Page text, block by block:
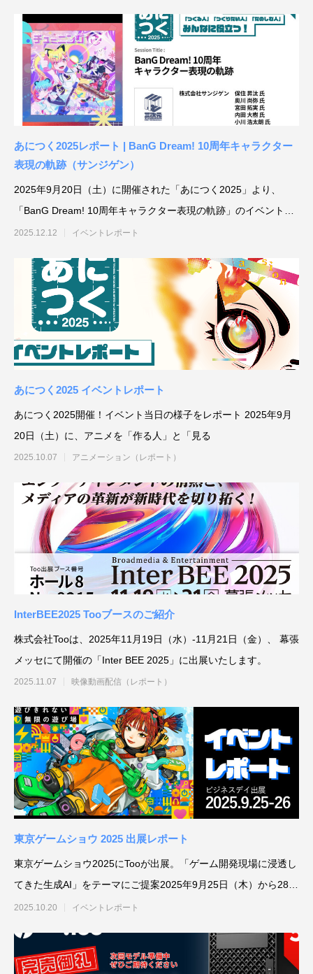
アニメーションによるリッチコンテンツで
携 – アパレル業界DXセミナーPart3「3Dで
実現できる未来」
Part2「3Dで実現で
あにつく2025レポート | BanG Dream! 10周年キャラクター
表現の軌跡（サンジゲン）
2025年9月20日（土）に開催された「あにつく2025」より、
「BanG Dream! 10周年キャラクター表現の軌跡」のイベント内
容をご
2025.12.12 イベントレポート
あにつく2025 イベントレポート
あにつく2025開催！イベント当日の様子をレポート 2025年9月
20日（土）に、アニメを「作る人」と「見る
2025.10.07 アニメーション（レポート）
InterBEE2025 Tooブースのご紹介
株式会社Tooは、2025年11月19日（水）-11月21日（金）、 幕張
メッセにて開催の「Inter BEE 2025」に出展いたします。
2025.11.07 映像動画配信（レポート）
東京ゲームショウ 2025 出展レポート
東京ゲームショウ2025にTooが出展。「ゲーム開発現場に浸透し
てきた生成AI」をテーマにご提案2025年9月25日（木）から28日
（日
2025.10.20 イベントレポート